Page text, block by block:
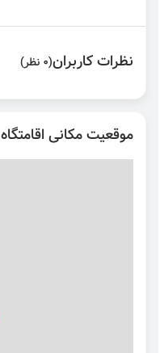
نظرات کاربران(0 نظر)
موقعیت مکانی اقامتگاه